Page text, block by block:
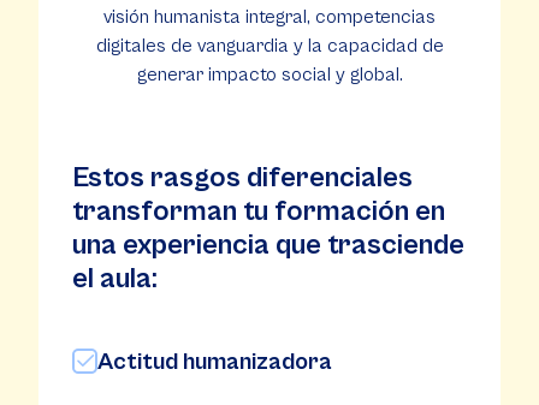
visión humanista integral, competencias
digitales de vanguardia y la capacidad de
generar impacto social y global.
Estos rasgos diferenciales
transforman tu formación en
una experiencia que trasciende
el aula:
Actitud humanizadora